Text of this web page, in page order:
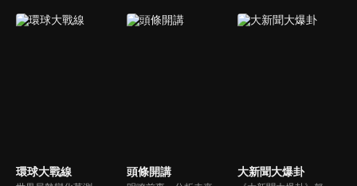
環球大戰線 頭條開講 大新聞大爆卦